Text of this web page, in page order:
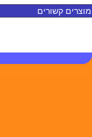
מוצרים קשורים